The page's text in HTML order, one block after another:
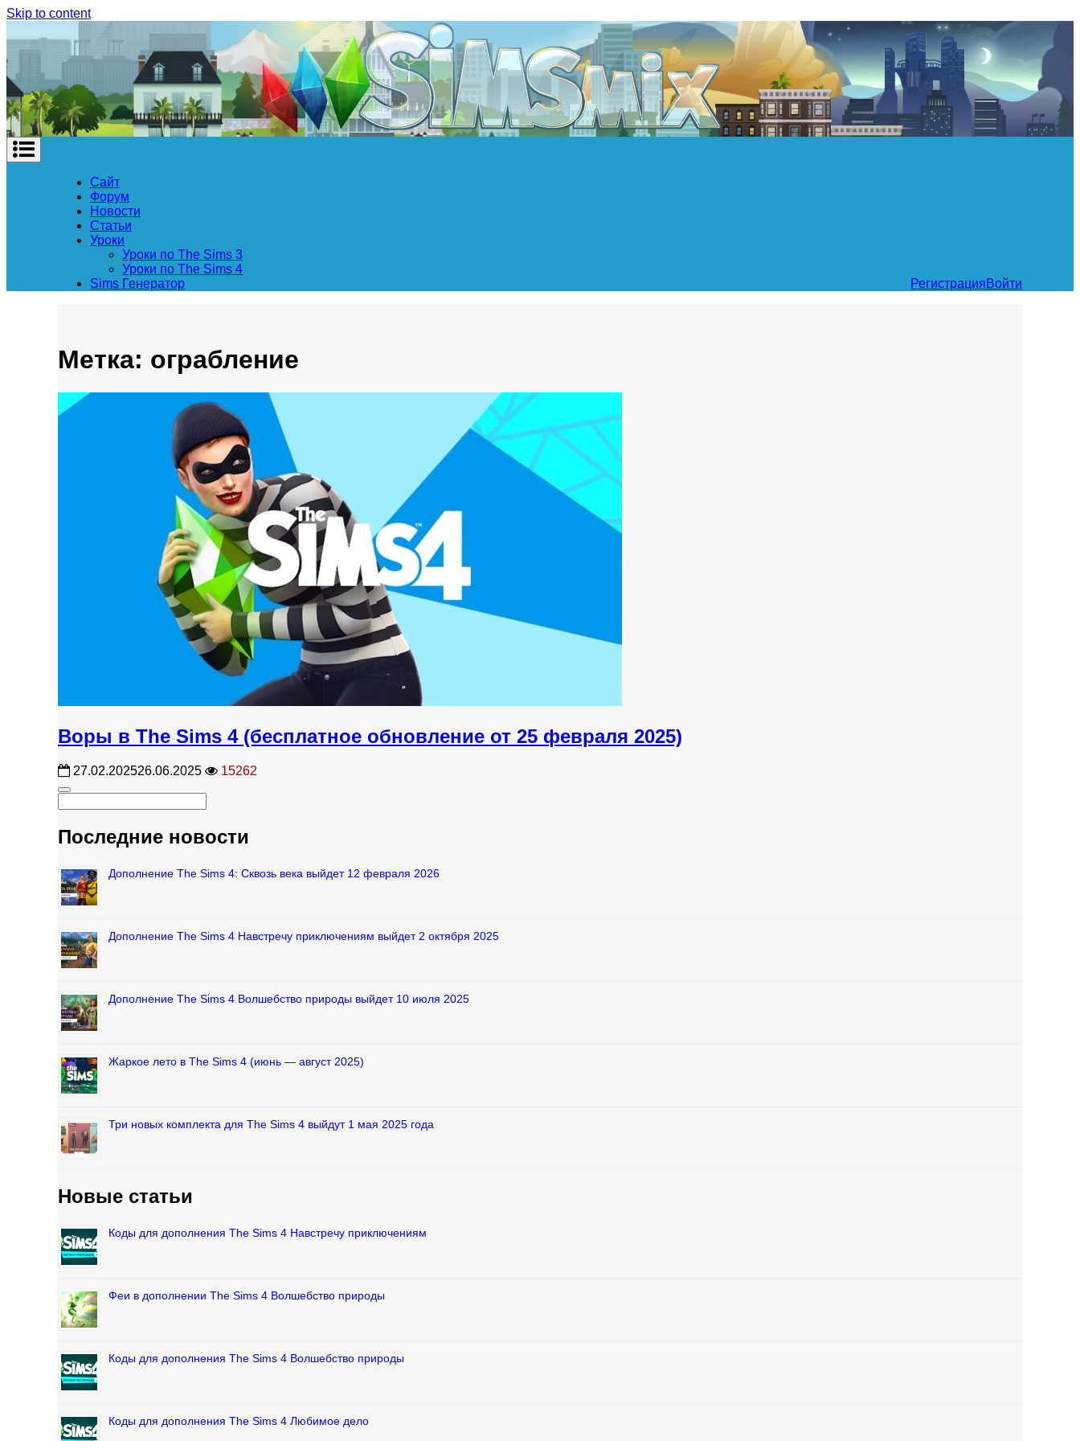
Skip to content
Сайт
Форум
Новости
Статьи
Уроки
Уроки по The Sims 3
Уроки по The Sims 4
Войти
Регистрация
Sims Генератор
Метка: ограбление
Воры в The Sims 4 (бесплатное обновление от 25 февраля 2025)
27.02.202526.06.2025 15262
Последние новости
Дополнение The Sims 4: Сквозь века выйдет 12 февраля 2026
Дополнение The Sims 4 Навстречу приключениям выйдет 2 октября 2025
Дополнение The Sims 4 Волшебство природы выйдет 10 июля 2025
Жаркое лето в The Sims 4 (июнь — август 2025)
Три новых комплекта для The Sims 4 выйдут 1 мая 2025 года
Новые статьи
Коды для дополнения The Sims 4 Навстречу приключениям
Феи в дополнении The Sims 4 Волшебство природы
Коды для дополнения The Sims 4 Волшебство природы
Коды для дополнения The Sims 4 Любимое дело